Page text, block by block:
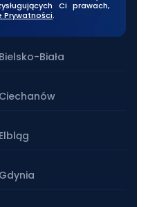
Ci prawach,
Prywatności.
Bielsko-Biała
Ciechanów
Elbląg
Gdynia